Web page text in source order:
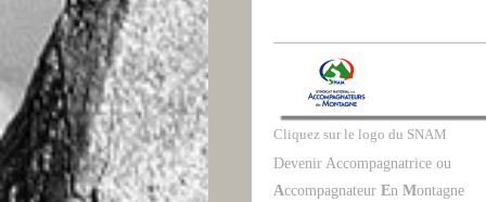
Cliquez sur le logo du SNAM
Devenir Accompagnatrice ou
Accompagnateur En Montagne